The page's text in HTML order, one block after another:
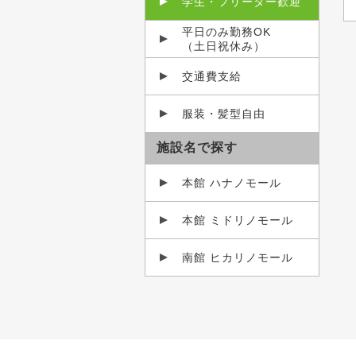
平日のみ勤務OK
（土日祝休み）
交通費支給
服装・髪型自由
施設名で探す
本館 ハナノモール
本館 ミドリノモール
南館 ヒカリノモール